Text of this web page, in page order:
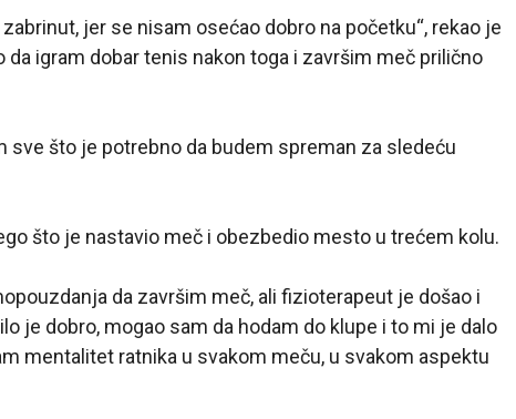
jer se nisam osećao dobro na početku“, rekao je
da igram dobar tenis nakon toga i završim meč prilično
sve što je potrebno da budem spreman za sledeću
što je nastavio meč i obezbedio mesto u trećem kolu.
da završim meč, ali fizioterapeut je došao i
je dobro, mogao sam da hodam do klupe i to mi je dalo
mentalitet ratnika u svakom meču, u svakom aspektu